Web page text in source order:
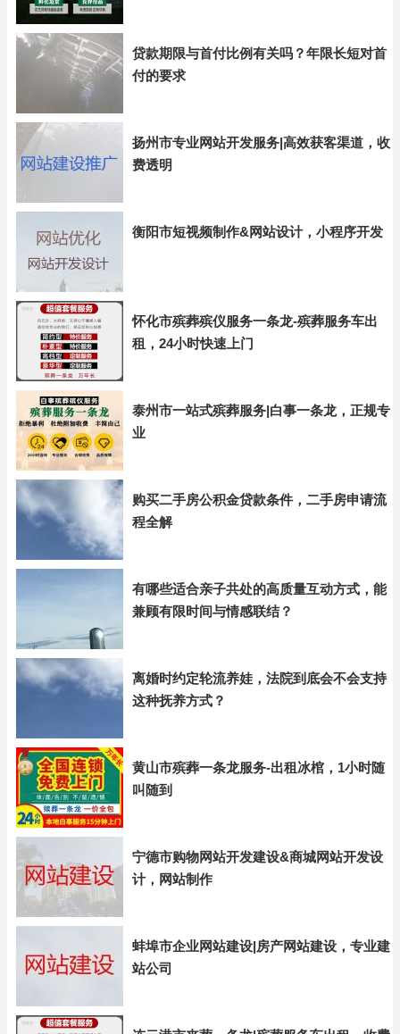
贷款期限与首付比例有关吗？年限长短对首
付的要求
扬州市专业网站开发服务|高效获客渠道，收
费透明
衡阳市短视频制作&网站设计，小程序开发
怀化市殡葬殡仪服务一条龙-殡葬服务车出
租，24小时快速上门
泰州市一站式殡葬服务|白事一条龙，正规专
业
购买二手房公积金贷款条件，二手房申请流
程全解
有哪些适合亲子共处的高质量互动方式，能
兼顾有限时间与情感联结？
离婚时约定轮流养娃，法院到底会不会支持
这种抚养方式？
黄山市殡葬一条龙服务-出租冰棺，1小时随
叫随到
宁德市购物网站开发建设&商城网站开发设
计，网站制作
蚌埠市企业网站建设|房产网站建设，专业建
站公司